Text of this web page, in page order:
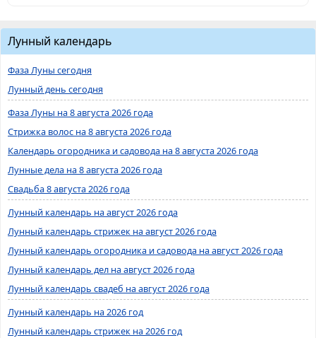
Лунный календарь
Фаза Луны сегодня
Лунный день сегодня
Фаза Луны на 8 августа 2026 года
Стрижка волос на 8 августа 2026 года
Календарь огородника и садовода на 8 августа 2026 года
Лунные дела на 8 августа 2026 года
Свадьба 8 августа 2026 года
Лунный календарь на август 2026 года
Лунный календарь стрижек на август 2026 года
Лунный календарь огородника и садовода на август 2026 года
Лунный календарь дел на август 2026 года
Лунный календарь свадеб на август 2026 года
Лунный календарь на 2026 год
Лунный календарь стрижек на 2026 год